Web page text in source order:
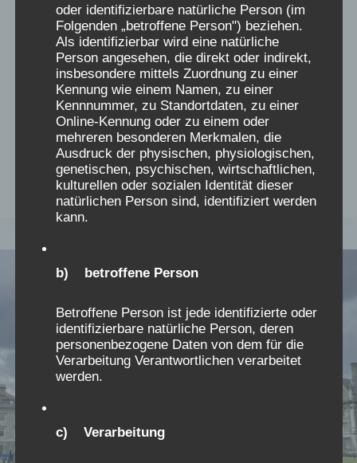
erfreut alt und jung. Zumal, wenn man nicht weit
fahren muss. An einem schönen tag besuchten
wir bei strahlendem Sonnenschein den Zo in
Erfurt.Seine stattliche Größe von fast 63 ha
macht ihn zu dem drittgrößßten Zoo in
Deutschland.In ihm finden fast 1000 Tiere aus
aller Welt…
WEITERLESENKEINE
GIRAFFEN,
SCHÖNER
oder identifizierbare natürliche Person (im
Folgenden „betroffene Person") beziehen.
Als identifizierbar wird eine natürliche
Person angesehen, die direkt oder indirekt,
insbesondere mittels Zuordnung zu einer
Kennung wie einem Namen, zu einer
Kennnummer, zu Standortdaten, zu einer
Online-Kennung oder zu einem oder
mehreren besonderen Merkmalen, die
Ausdruck der physischen, physiologischen,
genetischen, psychischen, wirtschaftlichen,
kulturellen oder sozialen Identität dieser
natürlichen Person sind, identifiziert werden
kann.
b) betroffene Person
Betroffene Person ist jede identifizierte oder
identifizierbare natürliche Person, deren
personenbezogene Daten von dem für die
Verarbeitung Verantwortlichen verarbeitet
werden.
c) Verarbeitung